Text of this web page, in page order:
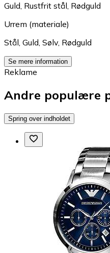
Guld, Rustfrit stål, Rødguld
Urrem (materiale)
Stål, Guld, Sølv, Rødguld
Se mere information
Reklame
Andre populære
Spring over indholdet